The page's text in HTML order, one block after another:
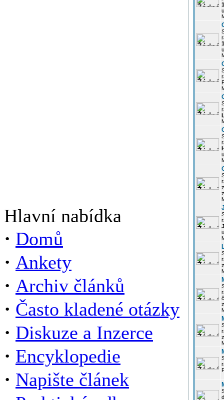
Hlavní nabídka
· Domů
· Ankety
· Archiv článků
· Často kladené otázky
· Diskuze a Inzerce
· Encyklopedie
· Napište článek